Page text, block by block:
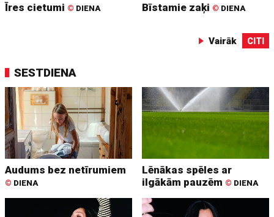
Īres cietumi © DIENA Bīstamie zaķi © DIENA
Vairāk CITI
SESTDIENA
Audums bez netīrumiem
© DIENA
Lēnākas spēles ar
ilgākām pauzēm © DIENA